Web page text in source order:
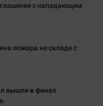
с нападающим
пожара на складе с
вышли в финал